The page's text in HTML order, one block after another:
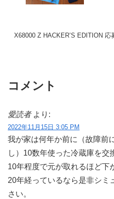
X68000 Z HACKER’S EDITION
コメント
愛読者 より:
2022年11月15日 3:05 PM
我が家は何年か前に（故障前
し）10数年使った冷蔵庫を交
10年程度で元が取れるほど下
20年経っているなら是非シミ
さい。